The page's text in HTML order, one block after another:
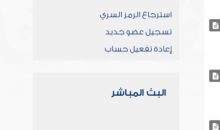
استرجاع الرمز السري
تسجيل عضو جديد
إعادة تفعيل حساب
البث المباشر